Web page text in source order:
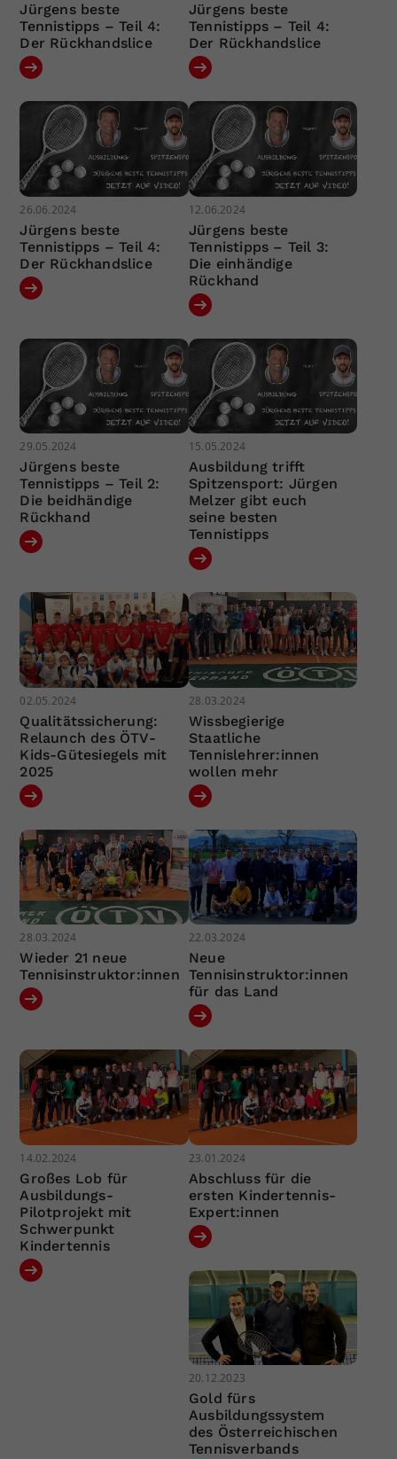
Jürgens beste
Tennistipps – Teil 4:
Der Rückhandslice
Jürgens beste
Tennistipps – Teil 4:
Der Rückhandslice
26.06.2024
Jürgens beste
Tennistipps – Teil 4:
Der Rückhandslice
12.06.2024
Jürgens beste
Tennistipps – Teil 3:
Die einhändige
Rückhand
29.05.2024
Jürgens beste
Tennistipps – Teil 2:
Die beidhändige
Rückhand
15.05.2024
Ausbildung trifft
Spitzensport: Jürgen
Melzer gibt euch
seine besten
Tennistipps
02.05.2024
Qualitätssicherung:
Relaunch des ÖTV-
Kids-Gütesiegels mit
2025
28.03.2024
Wissbegierige
Staatliche
Tennislehrer:innen
wollen mehr
28.03.2024
Wieder 21 neue
Tennisinstruktor:innen
22.03.2024
Neue
Tennisinstruktor:innen
für das Land
14.02.2024
Großes Lob für
Ausbildungs-
Pilotprojekt mit
Schwerpunkt
Kindertennis
23.01.2024
Abschluss für die
ersten Kindertennis-
Expert:innen
20.12.2023
Gold fürs
Ausbildungssystem
des Österreichischen
Tennisverbands